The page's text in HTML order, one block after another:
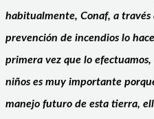
habitualmente, Conaf, a
prevención de incendios lo
primera vez que lo
niños es muy importante
manejo futuro de esta tierra,